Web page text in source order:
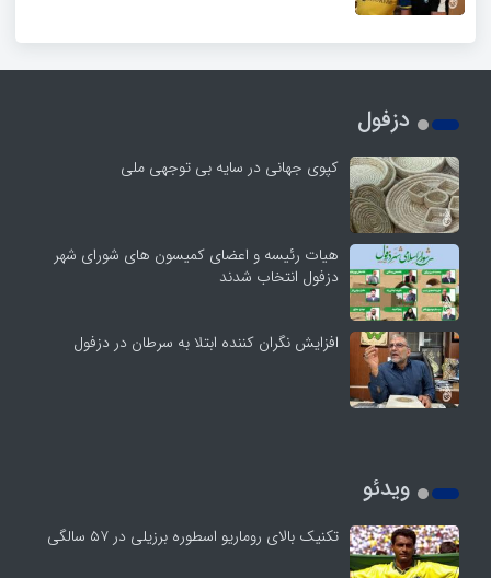
دزفول
کپوی جهانی در سایه بی توجهی ملی
هیات رئیسه و اعضای کمیسون های شورای شهر
دزفول انتخاب شدند
افزایش نگران کننده ابتلا به سرطان در دزفول
ویدئو
تکنیک بالای روماریو اسطوره برزیلی در ۵۷ سالگی